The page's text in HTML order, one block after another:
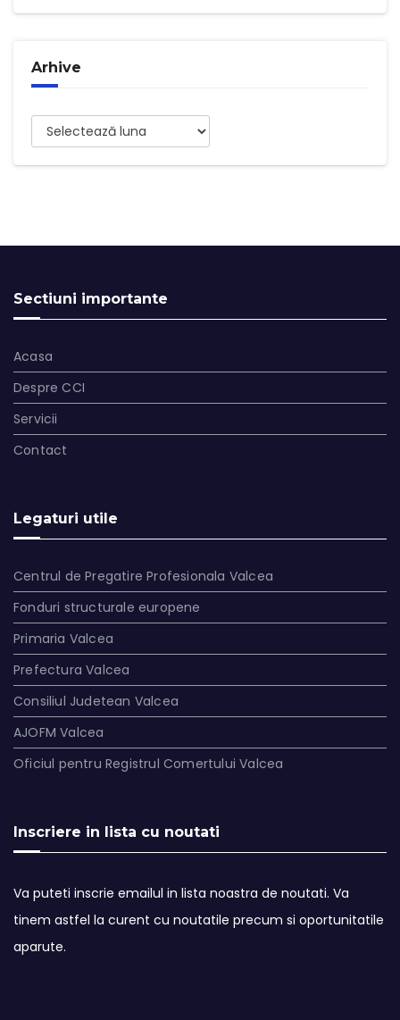
Arhive
Arhive
Sectiuni importante
Acasa
Despre CCI
Servicii
Contact
Legaturi utile
Centrul de Pregatire Profesionala Valcea
Fonduri structurale europene
Primaria Valcea
Prefectura Valcea
Consiliul Judetean Valcea
AJOFM Valcea
Oficiul pentru Registrul Comertului Valcea
Inscriere in lista cu noutati
Va puteti inscrie emailul in lista noastra de noutati. Va
tinem astfel la curent cu noutatile precum si oportunitatile
aparute.